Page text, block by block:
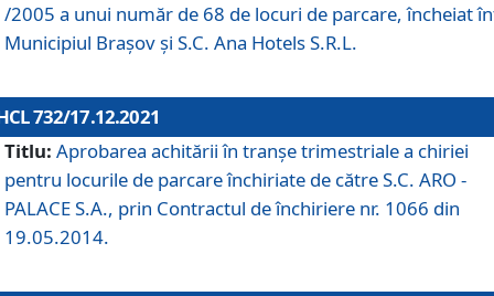
/2005 a unui număr de 68 de locuri de parcare, încheiat
Municipiul Braşov şi S.C. Ana Hotels S.R.L.
732/17.12.2021
Titlu: Aprobarea achitării în tranșe trimestriale a chiriei
pentru locurile de parcare închiriate de către S.C. ARO -
PALACE S.A., prin Contractul de închiriere nr. 1066 din
19.05.2014.